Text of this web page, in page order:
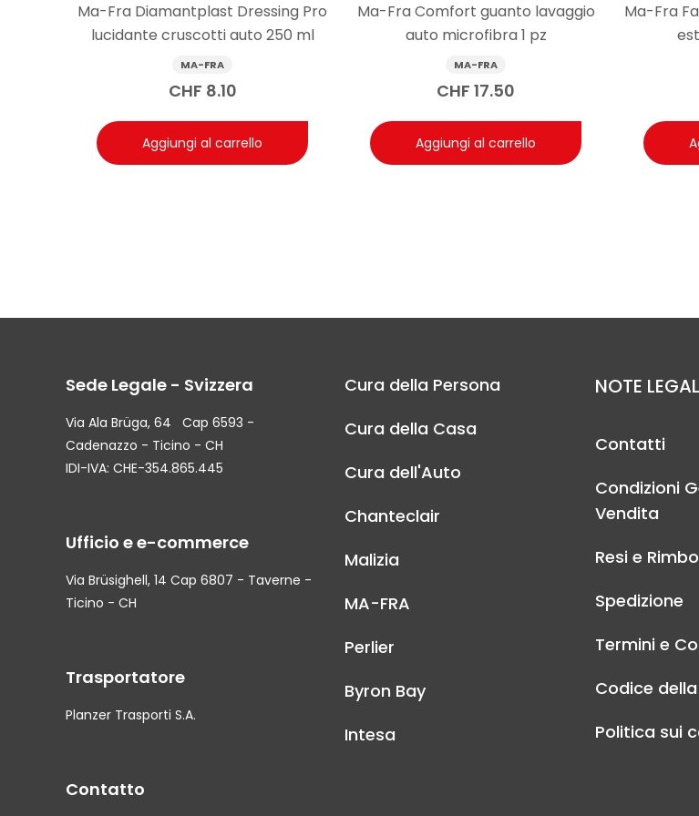
Ma-Fra Diamantplast Dressing Pro
lucidante cruscotti auto 250 ml
MA-FRA
CHF 8.10
Aggiungi al carrello
Ma-Fra Comfort guanto lavaggio
auto microfibra 1 pz
MA-FRA
CHF 17.50
Aggiungi al carrello
Ma-Fra
Sede Legale - Svizzera
Via Ala Brüga, 64 Cap 6593 -
Cadenazzo - Ticino - CH
IDI-IVA: CHE-354.865.445
Ufficio e e-commerce
Via Brüsighell, 14 Cap 6807 - Taverne -
Ticino - CH
Trasportatore
Planzer Trasporti S.A.
Contatto
Cura della Persona
Cura della Casa
Cura dell'Auto
Chanteclair
Malizia
MA-FRA
Perlier
Byron Bay
Intesa
NOTE
Contatti
Condizioni
Vendita
Resi e
Spedizione
Termini e
Codice
Politica sui